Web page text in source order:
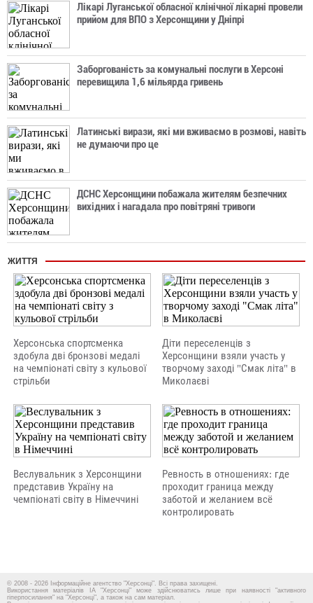
Лікарі Луганської обласної клінічної лікарні провели
прийом для ВПО з Херсонщини у Дніпрі
Заборгованість за комунальні послуги в Херсоні
перевищила 1,6 мільярда гривень
Латинські вирази, які ми вживаємо в розмові, навіть
не думаючи про це
ДСНС Херсонщини побажала жителям безпечних
вихідних і нагадала про повітряні тривоги
ЖИТТЯ
Херсонська спортсменка
здобула дві бронзові медалі
на чемпіонаті світу з кульової
стрільби
Діти переселенців з
Херсонщини взяли участь у
творчому заході "Смак літа" в
Миколаєві
Веслувальник з Херсонщини
представив Україну на
чемпіонаті світу в Німеччині
Ревность в отношениях: где
проходит граница между
заботой и желанием всё
контролировать
© 2008 - 2026 Інформаційне агентство "Херсонці". Всі права захищені.
Використання матеріалів ІА "Херсонці" може здійснюватись лише при наявності "активного
гіперпосилання" на "Херсонці", а також на сам матеріал.